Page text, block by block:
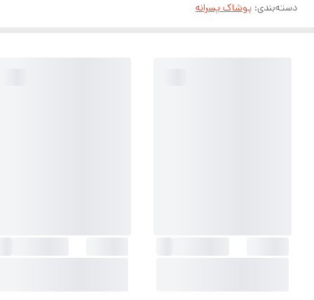
دسته‌بندی: پوشاک پسرانه